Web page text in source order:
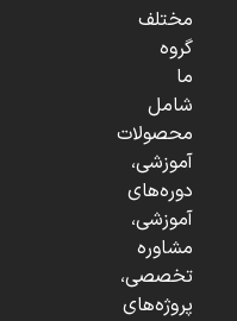
مختلف
گروه
ما
شامل
محصولات
آموزشی،
دوره‌های
آموزشی،
مشاوره
تخصصی،
پروژه‌های